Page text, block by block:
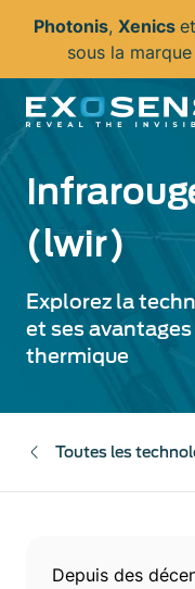
principal
Photonis, Xenics et
sous la marque
(lwir)
Explorez la
et ses
thermique
Toutes les
Depuis des